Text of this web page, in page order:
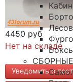
4450 руб
Нет на складе
Уведомить о